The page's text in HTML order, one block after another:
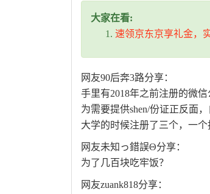
大家在看:
速领京东京享礼金，
网友90后奔3路分享：
手里有2018年之前注册的微
为需要提供shen/份证正反面
大学的时候注册了三个，一
网友未知っ錯誤Θ分享：
为了几百块吃牢饭？
网友zuank818分享：